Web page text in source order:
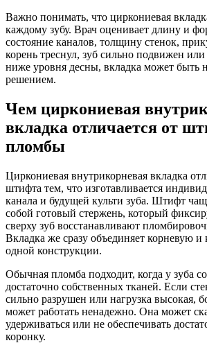
Важно понимать, что циркониевая
каждому зубу. Врач оценивает длину и
состояние каналов, толщину стенок,
корень треснул, зуб сильно подвижен
ниже уровня десны, вкладка может быть
решением.
Чем циркониевая
вкладка отличается от
пломбы
Циркониевая внутрикорневая вкладка
штифта тем, что изготавливается
канала и будущей культи зуба. Штифт
собой готовый стержень, который
сверху зуб восстанавливают
Вкладка же сразу объединяет корневую и
одной конструкции.
Обычная пломба подходит, когда у зуба
достаточно собственных тканей. Если
сильно разрушен или нагрузка высокая,
может работать ненадежно. Она может
удерживаться или не обеспечивать
коронку.